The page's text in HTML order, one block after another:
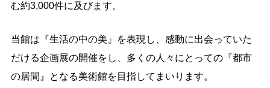
む約3,000件に及びます。
当館は『生活の中の美』を表現し、感動に出会っていた
だける企画展の開催をし、多くの人々にとっての『都市
の居間』となる美術館を目指してまいります。